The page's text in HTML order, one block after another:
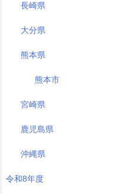
長崎県
大分県
熊本県
熊本市
宮崎県
鹿児島県
沖縄県
令和8年度